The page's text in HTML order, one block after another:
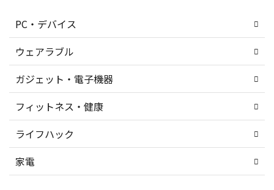
PC・デバイス
ウェアラブル
ガジェット・電子機器
フィットネス・健康
ライフハック
家電